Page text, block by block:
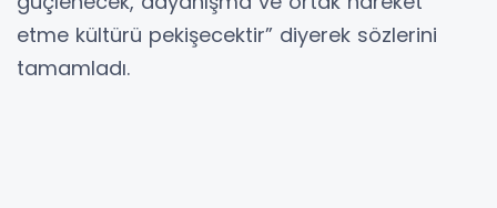
etme kültürü pekişecektir” diyerek sözlerini
tamamladı.